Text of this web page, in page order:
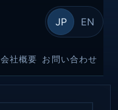
会社概要 お問い合わせ
JP EN